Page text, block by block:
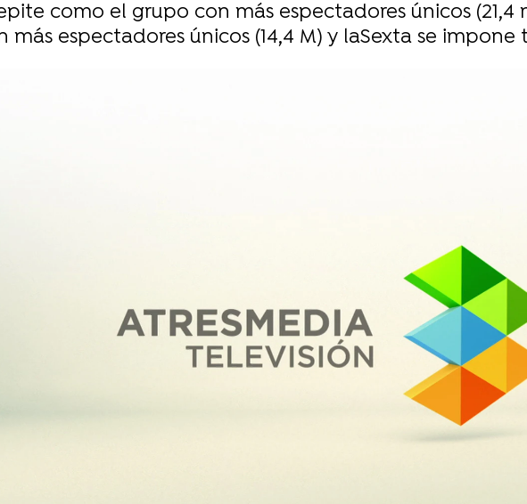
como el grupo con más espectadores únicos
más espectadores únicos (14,4 M) y laSexta se impone
WhatsappFacebook
X